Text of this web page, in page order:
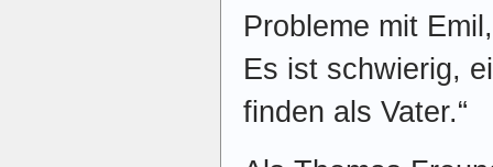
Probleme mit
Es ist schwierig,
finden als Vater.“